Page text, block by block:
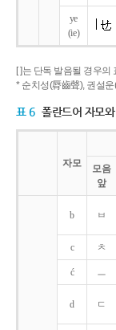
ye
(ie)
[ ]는 단독 발음될 경우의
* 순치성(脣齒聲), 권설
표 6 폴란드어 자모
자모
모음
앞
b ㅂ
c ㅊ
ć ㅡ
d ㄷ